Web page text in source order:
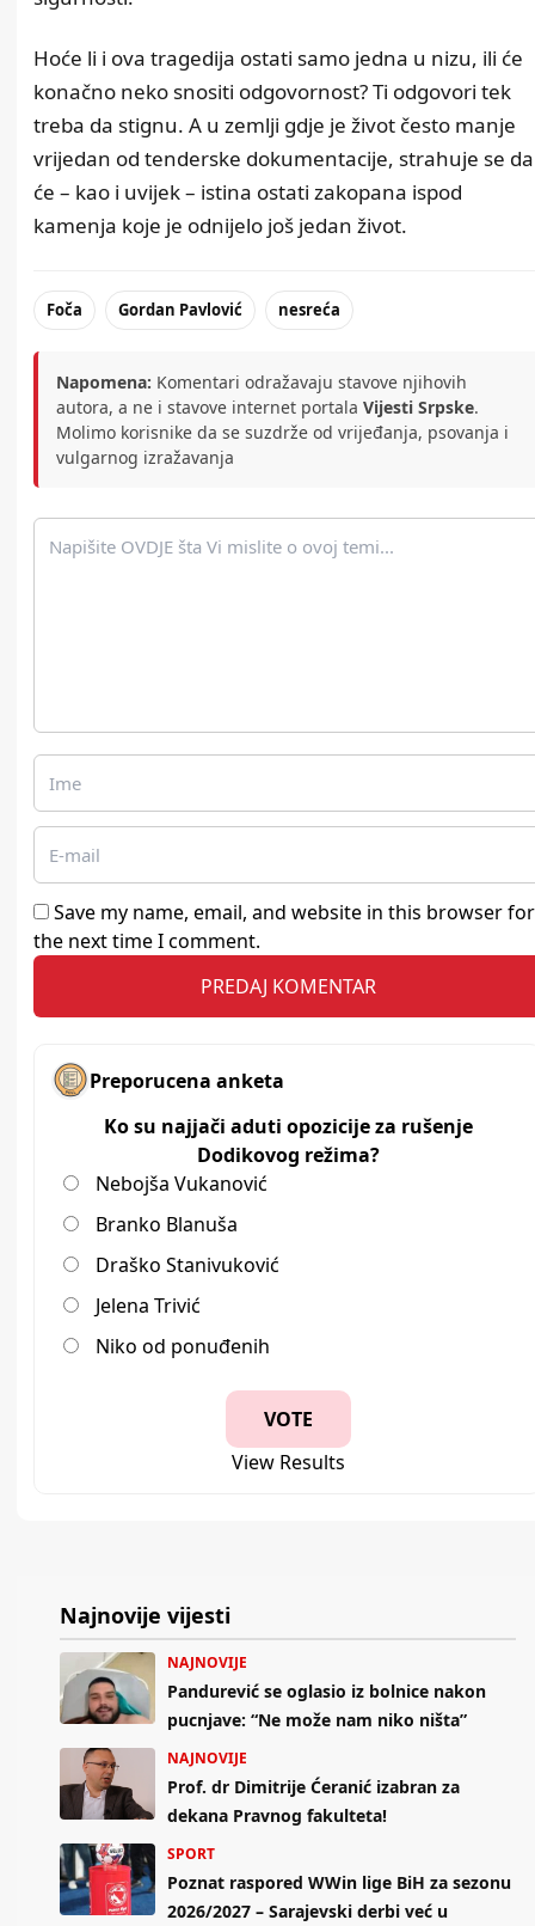
Hoće li i ova tragedija ostati samo jedna u nizu, ili će
konačno neko snositi odgovornost? Ti odgovori tek
treba da stignu. A u zemlji gdje je život često manje
vrijedan od tenderske dokumentacije, strahuje se da
će – kao i uvijek – istina ostati zakopana ispod
kamenja koje je odnijelo još jedan život.
Foča Gordan Pavlović nesreća
Napomena: Komentari odražavaju stavove njihovih
autora, a ne i stavove internet portala Vijesti Srpske.
Molimo korisnike da se suzdrže od vrijeđanja, psovanja i
vulgarnog izražavanja
Save my name, email, and website in this browser for
the next time I comment.
Preporucena anketa
Ko su najjači aduti opozicije za rušenje
Dodikovog režima?
Nebojša Vukanović
Branko Blanuša
Draško Stanivuković
Jelena Trivić
Niko od ponuđenih
View Results
Najnovije vijesti
NAJNOVIJE
Pandurević se oglasio iz bolnice nakon
pucnjave: “Ne može nam niko ništa”
NAJNOVIJE
Prof. dr Dimitrije Ćeranić izabran za
dekana Pravnog fakulteta!
SPORT
Poznat raspored WWin lige BiH za sezonu
2026/2027 – Sarajevski derbi već u